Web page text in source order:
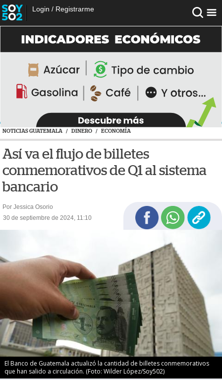
Login / Registrarme
NOTICIAS GUATEMALA / DINERO / ECONOMÍA
Así va el flujo de billetes
conmemorativos de Q1 al sistema
bancario
Por Jessica Osorio
30 de septiembre de 2024, 11:10
El Banco de Guatemala actualizó la cantidad de billetes conmemorativos
que han salido a circulación. (Foto: Wilder López/Soy502)